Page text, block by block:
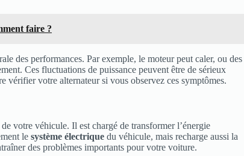
faire ?
des performances. Par exemple, le moteur peut caler, ou des
Ces fluctuations de puissance peuvent être de sérieux
vérifier votre alternateur si vous observez ces symptômes.
votre véhicule. Il est chargé de transformer l’énergie
le système électrique du véhicule, mais recharge aussi la
des problèmes importants pour votre voiture.